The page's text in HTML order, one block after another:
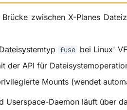
zwischen X-Planes
fuse bei Linux'
der API für
Mounts (wendet
Userspace-Daemon läuft über